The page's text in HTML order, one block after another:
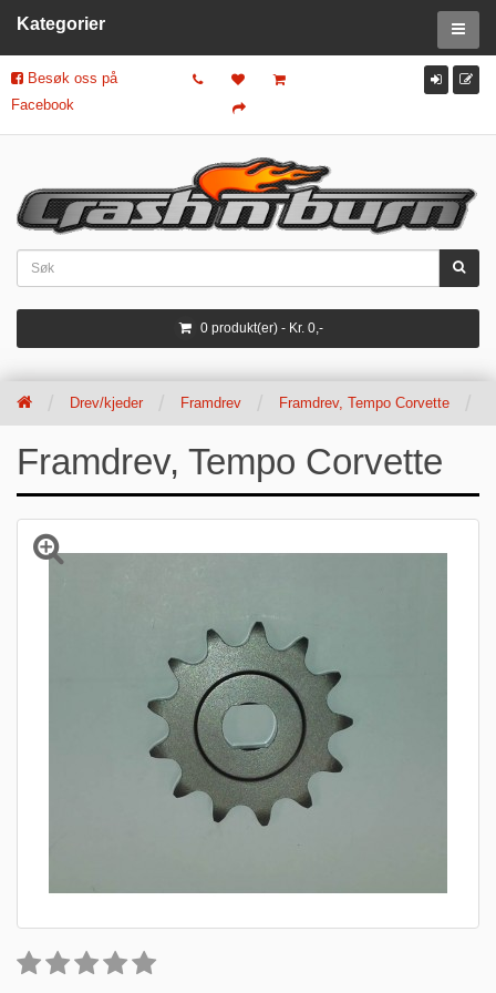
Besøk oss på
Facebook
0 produkt(er) - Kr. 0,-
Kategorier
Drev/kjeder Framdrev Framdrev, Tempo Corvette
Framdrev, Tempo Corvette